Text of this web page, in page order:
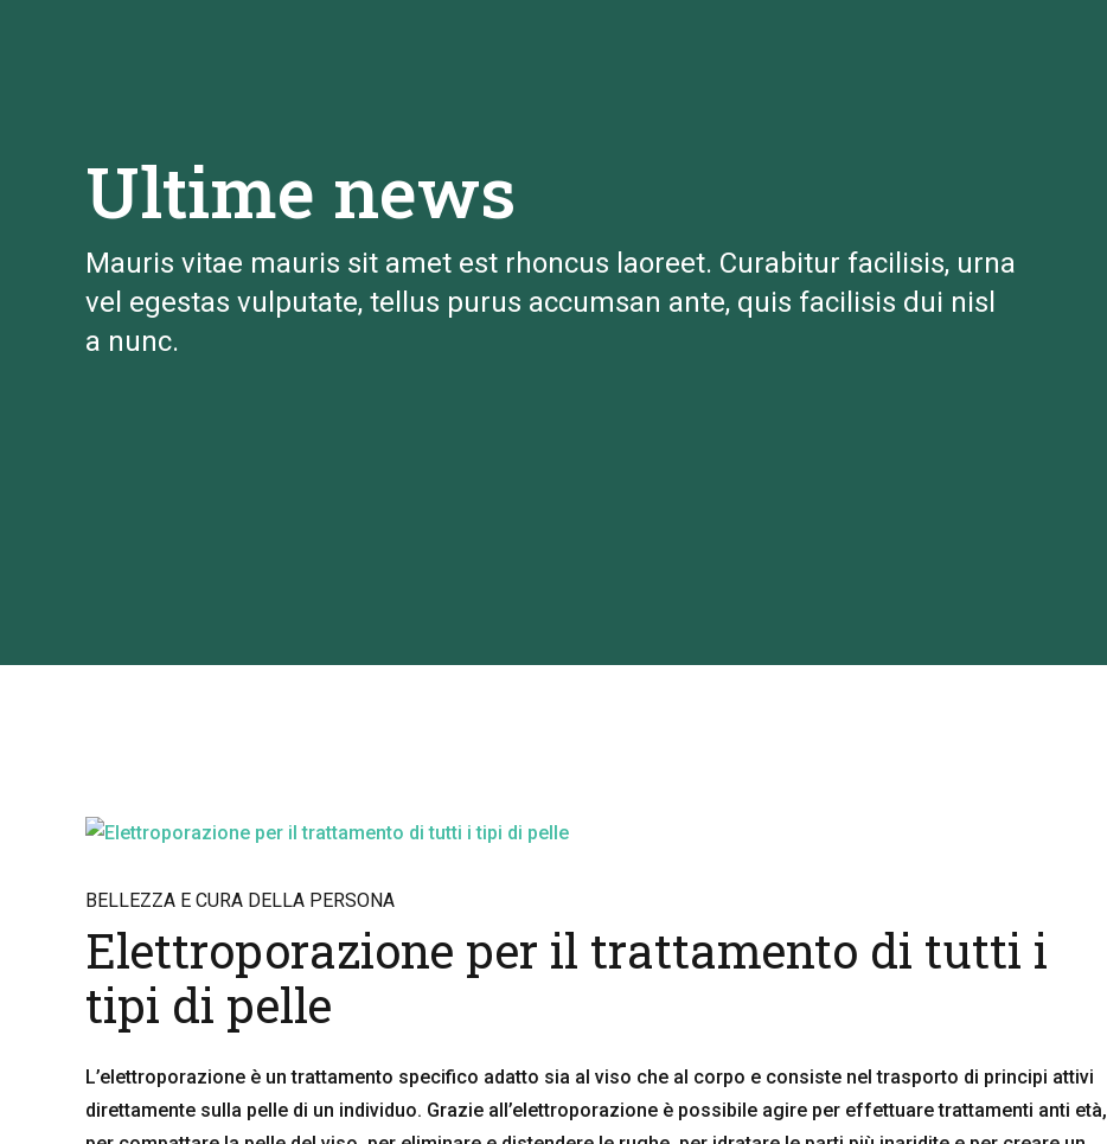
Ultime news
Mauris vitae mauris sit amet est rhoncus laoreet. Curabitur facilisis, urna
vel egestas vulputate, tellus purus accumsan ante, quis facilisis dui nisl
a nunc.
BELLEZZA E CURA DELLA PERSONA
Elettroporazione per il trattamento di tutti i
tipi di pelle
L’elettroporazione è un trattamento specifico adatto sia al viso che al corpo e consiste nel trasporto di principi attivi
direttamente sulla pelle di un individuo. Grazie all’elettroporazione è possibile agire per effettuare trattamenti anti età,